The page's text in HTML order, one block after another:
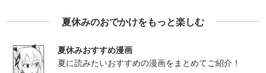
夏休みのおでかけをもっと楽しむ
夏休みおすすめ漫画
夏に読みたいおすすめの漫画をまとめてご紹介！